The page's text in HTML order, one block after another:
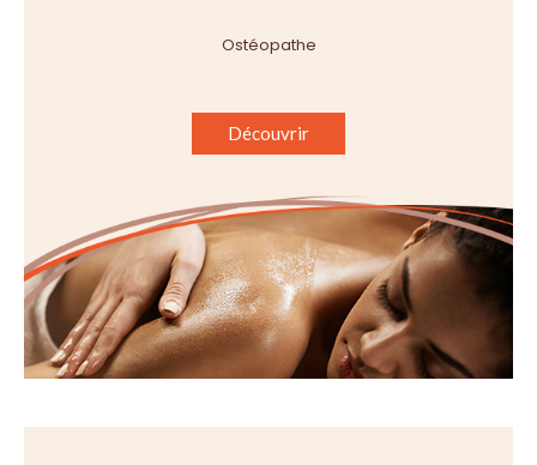
Ostéopathe
Découvrir